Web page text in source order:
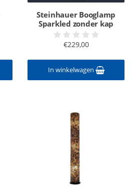
Steinhauer Booglamp
Sparkled zonder kap
€229,00
In winkelwagen